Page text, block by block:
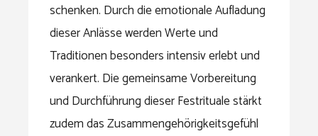
schenken. Durch die emotionale Aufladung
dieser Anlässe werden Werte und
Traditionen besonders intensiv erlebt und
verankert. Die gemeinsame Vorbereitung
und Durchführung dieser Festrituale stärkt
zudem das Zusammengehörigkeitsgefühl